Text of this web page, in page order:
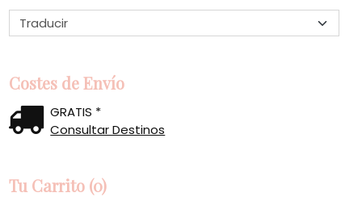
Costes de Envío
GRATIS *
Consultar Destinos
Tu Carrito (0)